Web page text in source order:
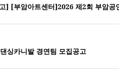
] [부암아트센터]2026 제2회 부암공
싱카니발 경연팀 모집공고